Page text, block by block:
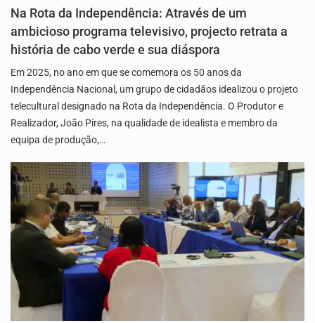
Na Rota da Independência: Através de um
ambicioso programa televisivo, projecto retrata a
história de cabo verde e sua diáspora
Em 2025, no ano em que se comemora os 50 anos da
Independência Nacional, um grupo de cidadãos idealizou o projeto
telecultural designado na Rota da Independência. O Produtor e
Realizador, João Pires, na qualidade de idealista e membro da
equipa de produção,…